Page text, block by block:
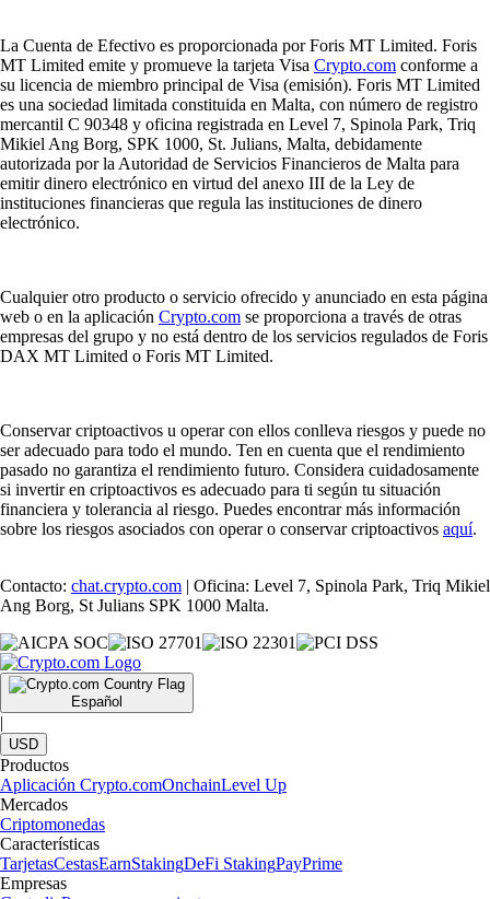
La Cuenta de Efectivo es proporcionada por Foris MT Limited. Foris
MT Limited emite y promueve la tarjeta Visa Crypto.com conforme a
su licencia de miembro principal de Visa (emisión). Foris MT Limited
es una sociedad limitada constituida en Malta, con número de registro
mercantil C 90348 y oficina registrada en Level 7, Spinola Park, Triq
Mikiel Ang Borg, SPK 1000, St. Julians, Malta, debidamente
autorizada por la Autoridad de Servicios Financieros de Malta para
emitir dinero electrónico en virtud del anexo III de la Ley de
instituciones financieras que regula las instituciones de dinero
electrónico.
Cualquier otro producto o servicio ofrecido y anunciado en esta página
web o en la aplicación Crypto.com se proporciona a través de otras
empresas del grupo y no está dentro de los servicios regulados de Foris
DAX MT Limited o Foris MT Limited.
Conservar criptoactivos u operar con ellos conlleva riesgos y puede no
ser adecuado para todo el mundo. Ten en cuenta que el rendimiento
pasado no garantiza el rendimiento futuro. Considera cuidadosamente
si invertir en criptoactivos es adecuado para ti según tu situación
financiera y tolerancia al riesgo. Puedes encontrar más información
sobre los riesgos asociados con operar o conservar criptoactivos aquí.
Contacto: chat.crypto.com | Oficina: Level 7, Spinola Park, Triq Mikiel
Ang Borg, St Julians SPK 1000 Malta.
Español
|
USD
Productos
Aplicación Crypto.comOnchainLevel Up
Mercados
Criptomonedas
Características
TarjetasCestasEarnStakingDeFi StakingPayPrime
Empresas